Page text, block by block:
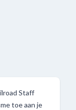
Staff
toe aan je